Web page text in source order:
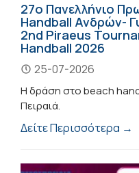
27ο Πανελλήνιο
Handball Ανδρών-
2nd Piraeus
Handball 2026
25-07-2026
Η δράση στο beach
Πειραιά.
Δείτε Περισσότερα →